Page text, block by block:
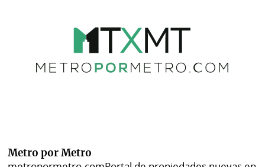
Metro por Metro